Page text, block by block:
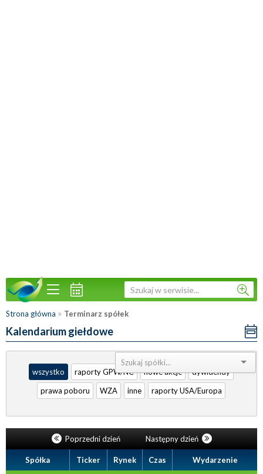
Strona główna » Terminarz spółek
Kalendarium giełdowe
Sortuj:
wszystko
raporty GPW/NC nowe akcje
dywidendy
prawa poboru
WZA inne raporty USA/Europa
Poprzedni dzień Następny dzień
Spółka Ticker Rynek Czas Wydarzenie